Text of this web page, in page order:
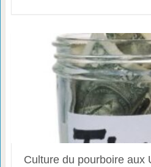
Culture du pourboire aux